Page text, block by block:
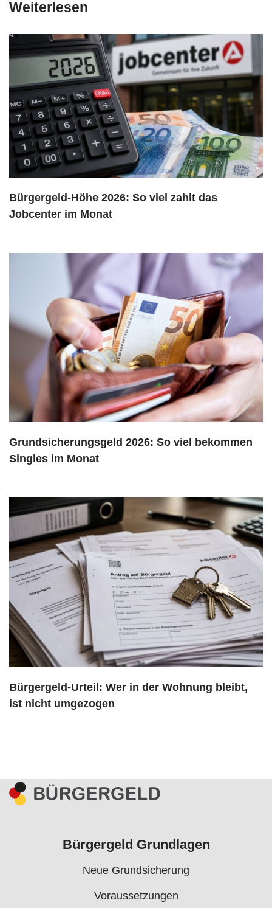
Weiterlesen
Bürgergeld-Höhe 2026: So viel zahlt das
Jobcenter im Monat
Grundsicherungsgeld 2026: So viel bekommen
Singles im Monat
Bürgergeld-Urteil: Wer in der Wohnung bleibt,
ist nicht umgezogen
Bürgergeld Grundlagen
Neue Grundsicherung
Voraussetzungen